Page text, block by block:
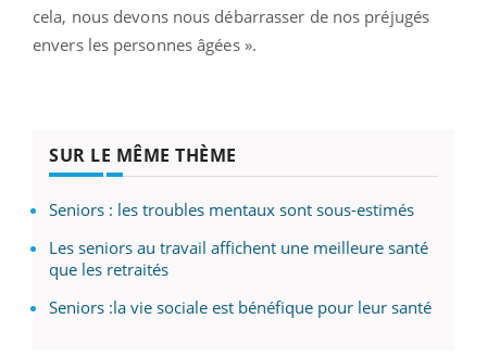
cela, nous devons nous débarrasser de nos préjugés
envers les personnes âgées ».
SUR LE MÊME THÈME
Seniors : les troubles mentaux sont sous-estimés
Les seniors au travail affichent une meilleure santé
que les retraités
Seniors :la vie sociale est bénéfique pour leur santé